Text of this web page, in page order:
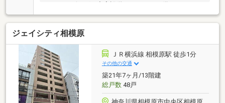
バイク置き場があるのでバイクをお持ちの方は安心し
て駐車できます。100.21㎡の専有面積でスペースの面
でも問題なく快適に過ごせますよ。こちらは南向きの
物件です。靴好きの方には嬉しい、シューズボックス
付き玄関です。
ジェイシティ相模原
ＪＲ横浜線 相模原駅 徒歩1分
その他の交通
築21年7ヶ月/13階建
総戸数48戸